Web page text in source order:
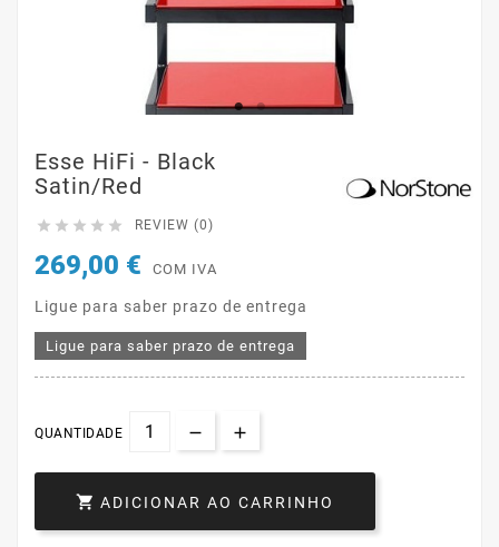
Esse HiFi - Black
Satin/Red
     REVIEW (0)
269,00 € COM IVA
Ligue para saber prazo de entrega
Ligue para saber prazo de entrega
QUANTIDADE
 ADICIONAR AO CARRINHO